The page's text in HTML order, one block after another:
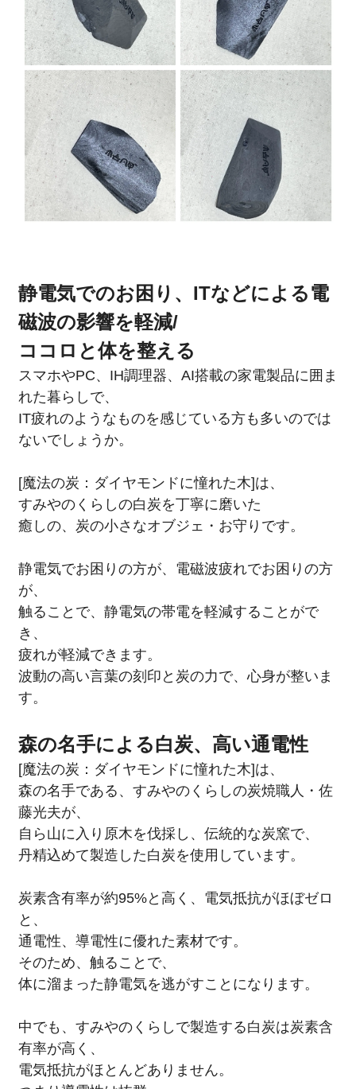
静電気でのお困り、ITなどによる電
磁波の影響を軽減/
ココロと体を整える
スマホやPC、IH調理器、AI搭載の家電製品に囲ま
れた暮らしで、
IT疲れのようなものを感じている方も多いのでは
ないでしょうか。
[魔法の炭：ダイヤモンドに憧れた木]は、
すみやのくらしの白炭を丁寧に磨いた
癒しの、炭の小さなオブジェ・お守りです。
静電気でお困りの方が、電磁波疲れでお困りの方
が、
触ることで、静電気の帯電を軽減することがで
き、
疲れが軽減できます。
波動の高い言葉の刻印と炭の力で、心身が整いま
す。
森の名手による白炭、高い通電性
[魔法の炭：ダイヤモンドに憧れた木]は、
森の名手である、すみやのくらしの炭焼職人・佐
藤光夫が、
自ら山に入り原木を伐採し、伝統的な炭窯で、
丹精込めて製造した白炭を使用しています。
炭素含有率が約95%と高く、電気抵抗がほぼゼロ
と、
通電性、導電性に優れた素材です。
そのため、触ることで、
体に溜まった静電気を逃がすことになります。
中でも、すみやのくらしで製造する白炭は炭素含
有率が高く、
電気抵抗がほとんどありません。